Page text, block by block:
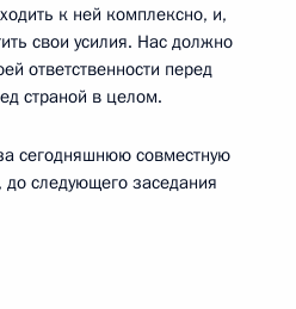
к ней комплексно, и,
свои усилия. Нас должно
ответственности перед
страной в целом.
сегодняшнюю совместную
до следующего заседания